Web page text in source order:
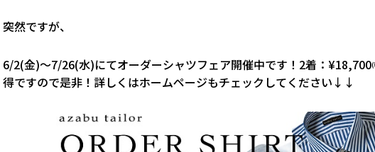
突然ですが、
6/2(金)～7/26(水)にてオーダーシャツフェア開催中です！2着：¥18,700(
得ですので是非！詳しくはホームページもチェックしてください↓↓